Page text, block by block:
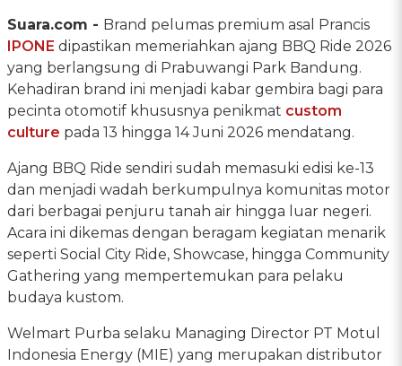
Suara.com - Brand pelumas premium asal Prancis
IPONE dipastikan memeriahkan ajang BBQ Ride 2026
yang berlangsung di Prabuwangi Park Bandung.
Kehadiran brand ini menjadi kabar gembira bagi para
pecinta otomotif khususnya penikmat custom
culture pada 13 hingga 14 Juni 2026 mendatang.
Ajang BBQ Ride sendiri sudah memasuki edisi ke-13
dan menjadi wadah berkumpulnya komunitas motor
dari berbagai penjuru tanah air hingga luar negeri.
Acara ini dikemas dengan beragam kegiatan menarik
seperti Social City Ride, Showcase, hingga Community
Gathering yang mempertemukan para pelaku
budaya kustom.
Welmart Purba selaku Managing Director PT Motul
Indonesia Energy (MIE) yang merupakan distributor